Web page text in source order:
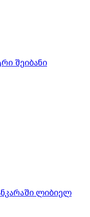
შეიბანი
ლიბიელ